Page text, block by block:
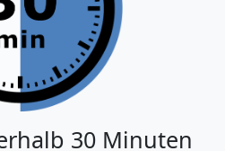
30 Minuten